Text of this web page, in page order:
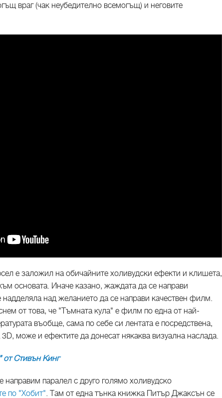
враг (чак неубедително всемогъщ) и неговите
е заложил на обичайните холивудски ефекти и клишета,
основата. Иначе казано, жаждата да се направи
над желанието да се направи качествен филм.
от това, че "Тъмната кула" е филм по една от най-
въобще, сама по себе си лентата е посредствена,
може и ефектите да донесат някаква визуална наслада.
Стивън Кинг
паралел с друго голямо холивудско
по "Хобит". Там от една тънка книжка Питър Джаксън се